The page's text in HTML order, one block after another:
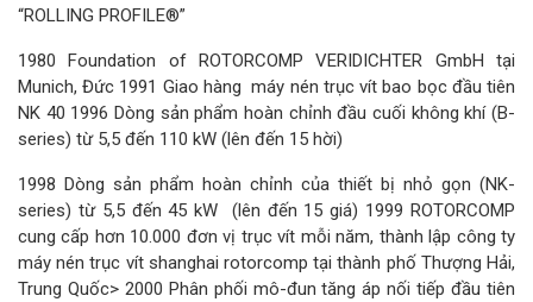
“ROLLING PROFILE®”
1980 Foundation of ROTORCOMP VERIDICHTER GmbH tại
Munich, Đức 1991 Giao hàng máy nén trục vít bao bọc đầu tiên
NK 40 1996 Dòng sản phẩm hoàn chỉnh đầu cuối không khí (B-
series) từ 5,5 đến 110 kW (lên đến 15 hời)
1998 Dòng sản phẩm hoàn chỉnh của thiết bị nhỏ gọn (NK-
series) từ 5,5 đến 45 kW (lên đến 15 giá) 1999 ROTORCOMP
cung cấp hơn 10.000 đơn vị trục vít mỗi năm, thành lập công ty
máy nén trục vít shanghai rotorcomp tại thành phố Thượng Hải,
Trung Quốc> 2000 Phân phối mô-đun tăng áp nối tiếp đầu tiên